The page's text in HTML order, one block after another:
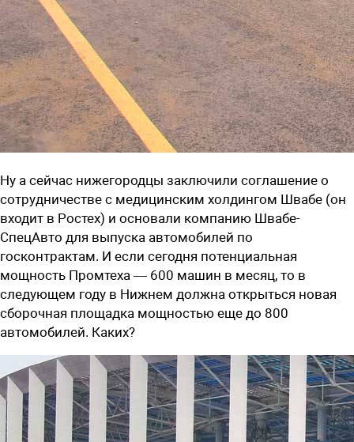
Ну а сейчас нижегородцы заключили соглашение о
сотрудничестве с медицинским холдингом Швабе (он
входит в Ростех) и основали компанию Швабе-
СпецАвто для выпуска автомобилей по
госконтрактам. И если сегодня потенциальная
мощность Промтеха — 600 машин в месяц, то в
следующем году в Нижнем должна открыться новая
сборочная площадка мощностью еще до 800
автомобилей. Каких?